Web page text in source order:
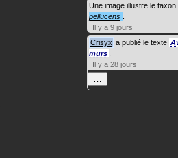
Une image illustre le taxon
pellucens
Il y a 9 jours
Crisyx a publié le texte
murs
Il y a 28 jours